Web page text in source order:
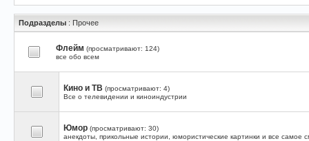
Подразделы : Прочее
Флейм (просматривают: 124)
все обо всем
Кино и ТВ (просматривают: 4)
Все о телевидении и киноиндустрии
Юмор (просматривают: 30)
анекдоты, прикольные истории, юмористические картинки и все самое